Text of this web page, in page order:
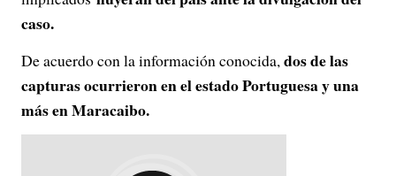
caso.
De acuerdo con la información conocida,dos de las
capturas ocurrieron en el estado Portuguesa y una
más en Maracaibo.